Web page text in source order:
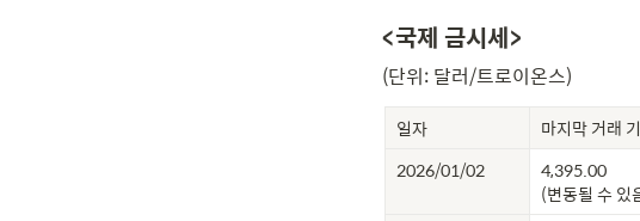
<국제 금시세>
(단위: 달러/트로이온스)
일자 마지막 거래
2026/01/02
4,395.00
(변동될 수 있